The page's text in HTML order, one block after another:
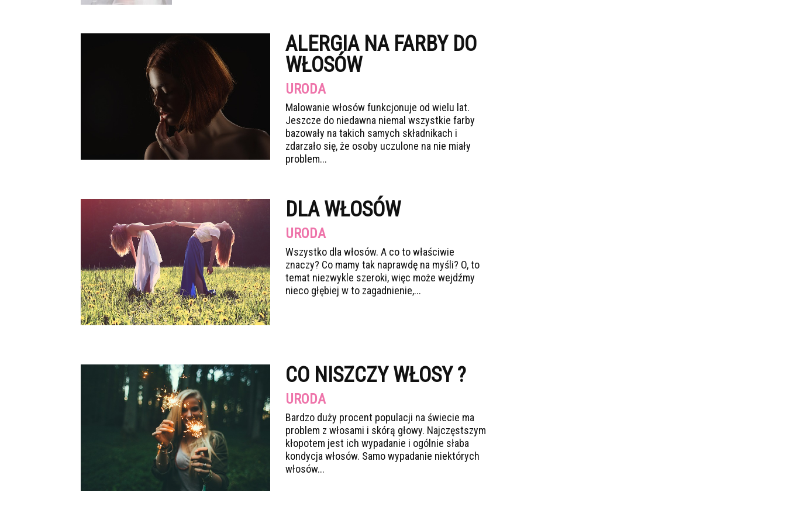
ALERGIA NA FARBY DO
WŁOSÓW
URODA
Malowanie włosów funkcjonuje od wielu lat.
Jeszcze do niedawna niemal wszystkie farby
bazowały na takich samych składnikach i
zdarzało się, że osoby uczulone na nie miały
problem...
DLA WŁOSÓW
URODA
Wszystko dla włosów. A co to właściwie
znaczy? Co mamy tak naprawdę na myśli? O, to
temat niezwykle szeroki, więc może wejdźmy
nieco głębiej w to zagadnienie,...
CO NISZCZY WŁOSY ?
URODA
Bardzo duży procent populacji na świecie ma
problem z włosami i skórą głowy. Najczęstszym
kłopotem jest ich wypadanie i ogólnie słaba
kondycja włosów. Samo wypadanie niektórych
włosów...